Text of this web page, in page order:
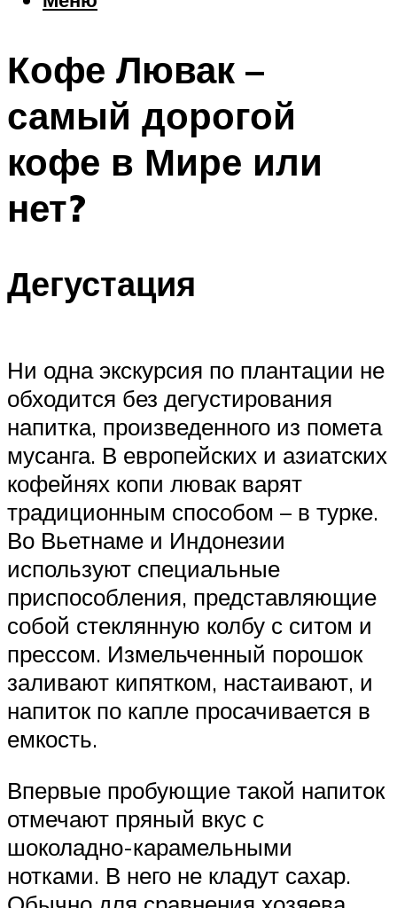
Шоппинг
Что посетить
Меню
Кофе Лювак –
самый дорогой
кофе в Мире или
нет?
Дегустация
Ни одна экскурсия по плантации не
обходится без дегустирования
напитка, произведенного из помета
мусанга. В европейских и азиатских
кофейнях копи лювак варят
традиционным способом – в турке.
Во Вьетнаме и Индонезии
используют специальные
приспособления, представляющие
собой стеклянную колбу с ситом и
прессом. Измельченный порошок
заливают кипятком, настаивают, и
напиток по капле просачивается в
емкость.
Впервые пробующие такой напиток
отмечают пряный вкус с
шоколадно-карамельными
нотками. В него не кладут сахар.